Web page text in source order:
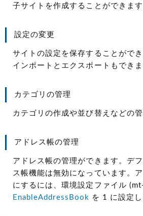
子サイトを作成することができます
設定の変更
サイトの設定を保存することがで
インポートとエクスポートもできま
カテゴリの管理
カテゴリの作成や並び替えなどの管
アドレス帳の管理
アドレス帳の管理ができます。デ
ス帳機能は無効になっています。
にするには、環境設定ファイル
EnableAddressBook を 1 に設定し